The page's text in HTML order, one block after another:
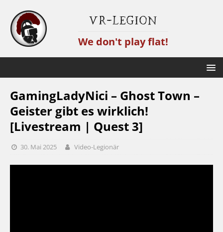
VR-Legion
We don't play flat!
GamingLadyNici – Ghost Town –
Geister gibt es wirklich!
[Livestream | Quest 3]
30. Mai 2025 Video-Legionär